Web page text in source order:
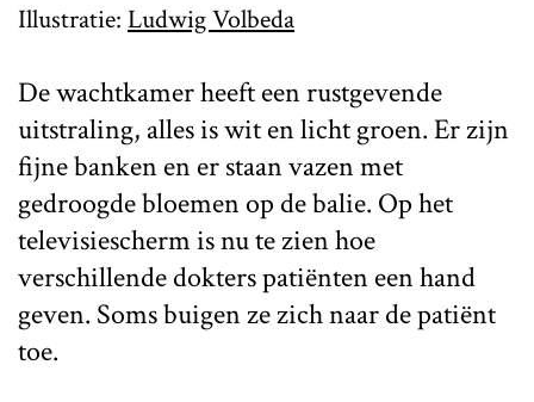
Illustratie: Ludwig Volbeda
De wachtkamer heeft een rustgevende
uitstraling, alles is wit en licht groen. Er zijn
fijne banken en er staan vazen met
gedroogde bloemen op de balie. Op het
televisiescherm is nu te zien hoe
verschillende dokters patiënten een hand
geven. Soms buigen ze zich naar de patiënt
toe.